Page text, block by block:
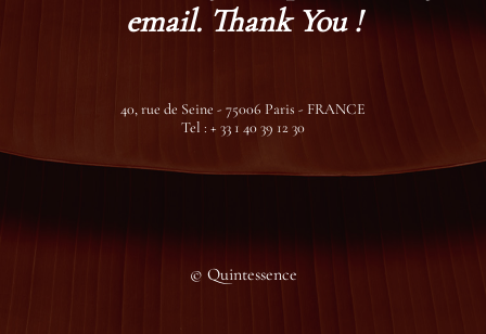
email. Thank You !
40, rue de Seine - 75006 Paris - FRANCE
Tel : + 33 1 40 39 12 30
© Quintessence